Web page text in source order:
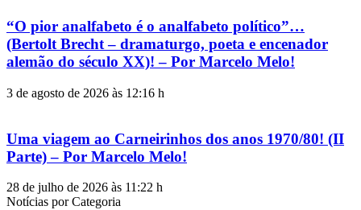
“O pior analfabeto é o analfabeto político”…
(Bertolt Brecht – dramaturgo, poeta e encenador
alemão do século XX)! – Por Marcelo Melo!
3 de agosto de 2026 às 12:16 h
Uma viagem ao Carneirinhos dos anos 1970/80! (II
Parte) – Por Marcelo Melo!
28 de julho de 2026 às 11:22 h
Notícias por Categoria